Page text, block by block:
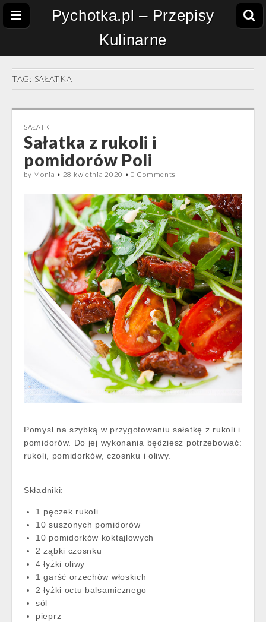
Pychotka.pl – Przepisy
Kulinarne
TAG: SAŁATKA
SAŁATKI
Sałatka z rukoli i
pomidorów Poli
by Monia • 28 kwietnia 2020 •0 Comments
Pomysł na szybką w przygotowaniu sałatkę z rukoli i
pomidorów. Do jej wykonania będziesz potrzebować:
rukoli, pomidorków, czosnku i oliwy.
Składniki:
1 pęczek rukoli
10 suszonych pomidorów
10 pomidorków koktajlowych
2 ząbki czosnku
4 łyżki oliwy
1 garść orzechów włoskich
2 łyżki octu balsamicznego
sól
pieprz